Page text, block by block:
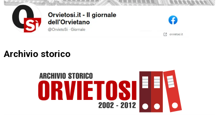
Archivio storico